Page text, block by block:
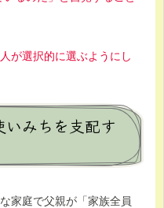
が選択的に選ぶようにし
みちを支配す
家庭で父親が「家族全員